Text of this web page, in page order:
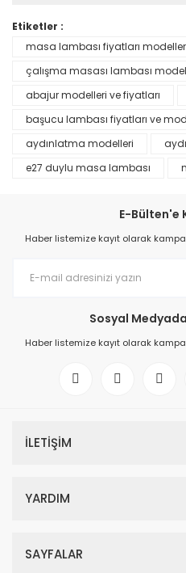
Etiketler :
masa lambası fiyatları
çalışma masası lambası
abajur modelleri ve fiyatları
başucu lambası fiyatları ve
aydınlatma modelleri
e27 duylu masa lambası
E-Bülten'e
Haber listemize kayıt olarak
Sosyal
Haber listemize kayıt olarak
İLETİŞİM
YARDIM
SAYFALAR